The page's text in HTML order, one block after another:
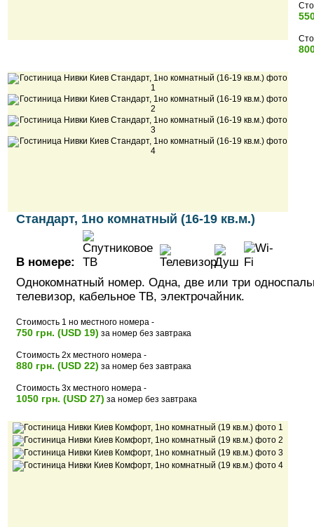
Стандарт, 1но комнатный (16-19 кв.м.)
В номере:
Однокомнатный номер. Одна, две или три
телевизор, кабельное ТВ, электрочайник.
Стоимость 1 но местного номера -
750 грн. (USD 19) за номер без завтрака
Стоимость 2х местного номера -
880 грн. (USD 22) за номер без завтрака
Стоимость 3х местного номера -
1050 грн. (USD 27) за номер без завтрака